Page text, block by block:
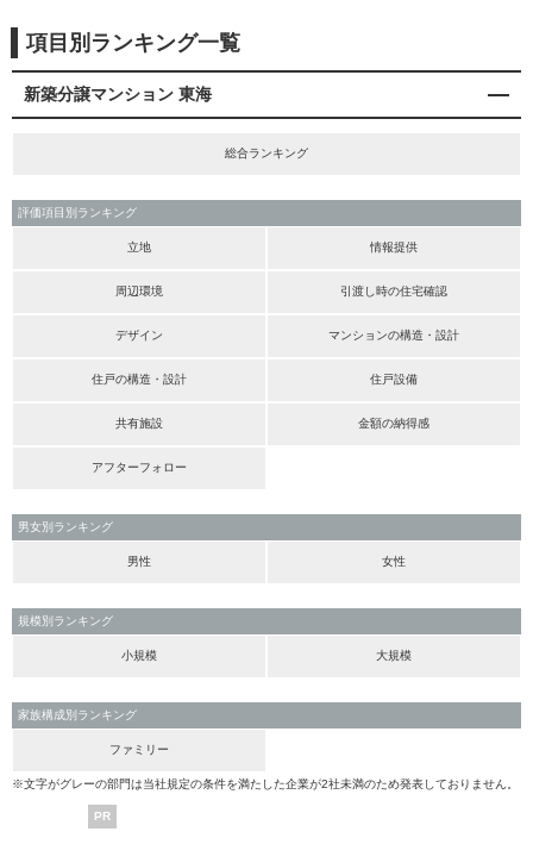
項目別ランキング一覧
新築分譲マンション 東海
総合ランキング
評価項目別ランキング
立地 情報提供
周辺環境 引渡し時の住宅確認
デザイン マンションの構造・設計
住戸の構造・設計 住戸設備
共有施設 金額の納得感
アフターフォロー
男女別ランキング
男性 女性
規模別ランキング
小規模 大規模
家族構成別ランキング
ファミリー
※文字がグレーの部門は当社規定の条件を満たした企業が2社未満のため発表しておりません。
PR